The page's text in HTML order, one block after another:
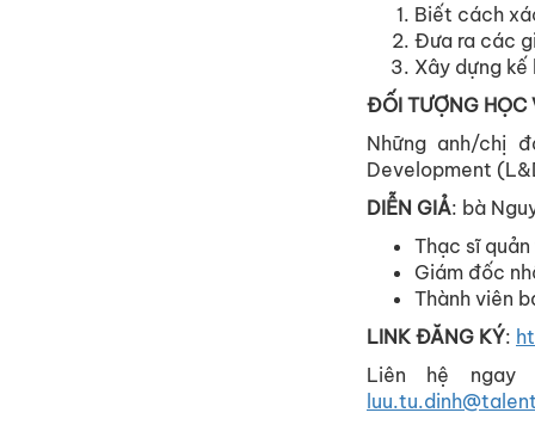
Biết cách
Đưa ra các
Xây dựng
ĐỐI TƯỢNG HỌC
Những anh/chị
Development
DIỄN GIẢ: bà
Thạc sĩ
Giám đốc
Thành viên
LINK ĐĂNG KÝ:
Liên hệ